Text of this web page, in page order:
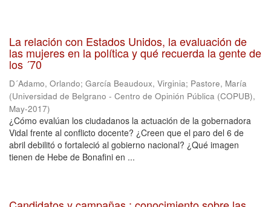
La relación con Estados Unidos, la evaluación de
las mujeres en la política y qué recuerda la gente de
los ´70
D´Adamo, Orlando; García Beaudoux, Virginia; Pastore, María
(Universidad de Belgrano - Centro de Opinión Pública (COPUB),
May-2017)
¿Cómo evalúan los ciudadanos la actuación de la gobernadora
Vidal frente al conflicto docente? ¿Creen que el paro del 6 de
abril debilitó o fortaleció al gobierno nacional? ¿Qué imagen
tienen de Hebe de Bonafini en ...